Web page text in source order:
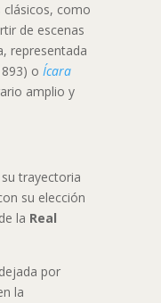
clásicos, como
de escenas
representada
o Ícara
amplio y
trayectoria
su elección
la Real
por
la